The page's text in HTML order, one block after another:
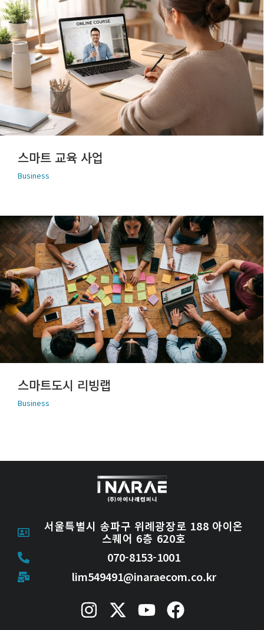
스마트 교육 사업
Business
스마트도시 리빙랩
Business
서울특별시 송파구 위례광장로 188 아이온
스퀘어 6층 620호
070-8153-1001
lim549491@inaraecom.co.kr